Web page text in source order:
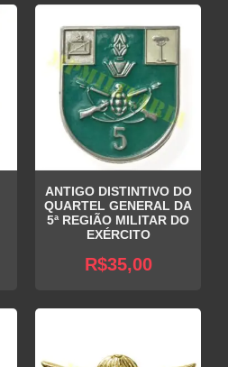
ANTIGO DISTINTIVO DO
QUARTEL GENERAL DA
5ª REGIÃO MILITAR DO
EXÉRCITO
R$35,00